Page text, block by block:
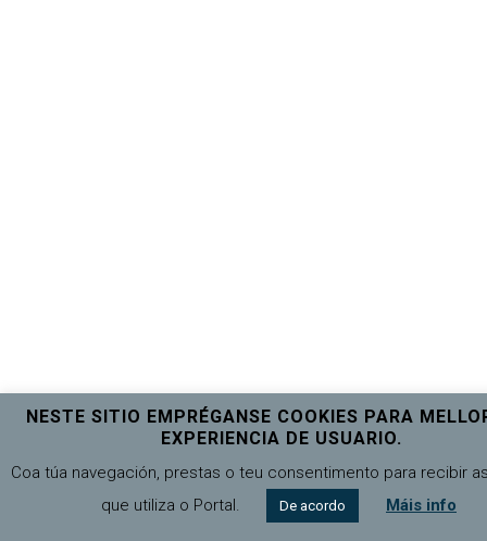
NESTE SITIO EMPRÉGANSE COOKIES PARA
EXPERIENCIA DE USUARIO.
Coa túa navegación, prestas o teu consentimento para recibir
que utiliza o Portal.
De acordo Máis info